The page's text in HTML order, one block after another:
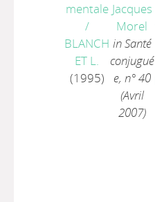
mentale
/
BLANCH
ET L.
(1995)
Jacques
Morel
in Santé
conjugué
e, n° 40
(Avril
2007)